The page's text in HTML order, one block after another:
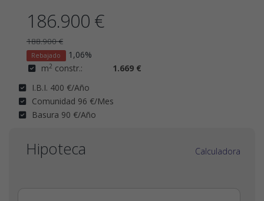
186.900 €
188.900 €
Rebajado
1,06%
m2 constr.:
1.669 €
I.B.I. 400 €/Año
Comunidad 96 €/Mes
Basura 90 €/Año
Hipoteca Calculadora